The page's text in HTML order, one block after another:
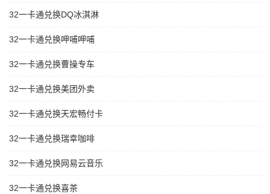
32一卡通兑换DQ冰淇淋
32一卡通兑换呷哺呷哺
32一卡通兑换曹操专车
32一卡通兑换美团外卖
32一卡通兑换天宏畅付卡
32一卡通兑换瑞幸咖啡
32一卡通兑换网易云音乐
32一卡通兑换喜茶